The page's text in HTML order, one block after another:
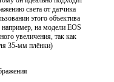
света от датчика
этого объектива
на модели EOS
увеличения, так как
35-мм плёнки)